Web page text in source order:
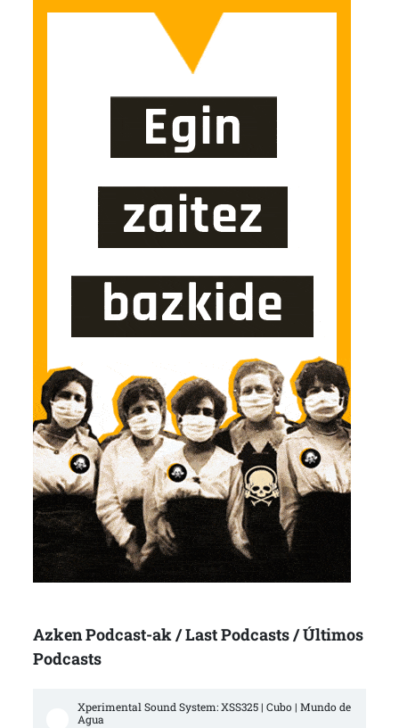
Azken Podcast-ak / Last Podcasts / Últimos
Podcasts
Xperimental Sound System: XSS325 | Cubo | Mundo de
Agua